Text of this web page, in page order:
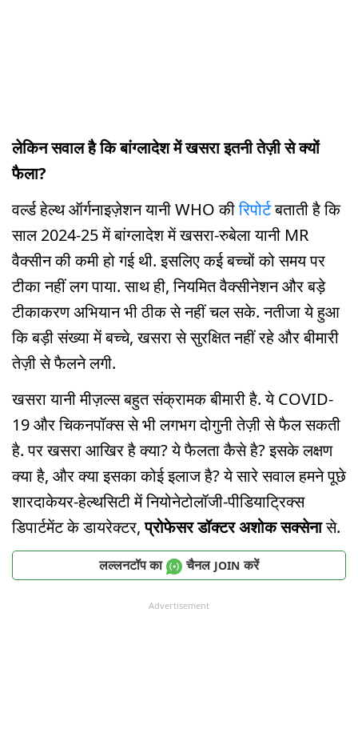
लेकिन सवाल है कि बांग्लादेश में खसरा इतनी तेज़ी से क्यों
फैला?
वर्ल्ड हेल्थ ऑर्गनाइज़ेशन यानी WHO कीरिपोर्टबताती है कि
साल 2024-25 में बांग्लादेश में खसरा-रुबेला यानी MR
वैक्सीन की कमी हो गई थी. इसलिए कई बच्चों को समय पर
टीका नहीं लग पाया. साथ ही, नियमित वैक्सीनेशन और बड़े
टीकाकरण अभियान भी ठीक से नहीं चल सके. नतीजा ये हुआ
कि बड़ी संख्या में बच्चे, खसरा से सुरक्षित नहीं रहे और बीमारी
तेज़ी से फैलने लगी.
खसरा यानी मीज़ल्स बहुत संक्रामक बीमारी है. ये COVID-
19 और चिकनपॉक्स से भी लगभग दोगुनी तेज़ी से फैल सकती
है. पर खसरा आखिर है क्या? ये फैलता कैसे है? इसके लक्षण
क्या है, और क्या इसका कोई इलाज है? ये सारे सवाल हमने पूछे
शारदाकेयर-हेल्थसिटी में नियोनेटोलॉजी-पीडियाट्रिक्स
डिपार्टमेंट के डायरेक्टर,प्रोफेसर डॉक्टर अशोक सक्सेनासे.
लल्लनटॉप का चैनल JOIN करें
Advertisement